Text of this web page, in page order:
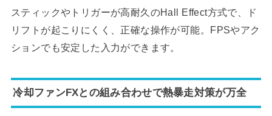
スティックやトリガーが高耐久のHall Effect方式で、ド
リフトが起こりにくく、正確な操作が可能。FPSやアク
ションでも安定した入力ができます。
冷却ファンFXとの組み合わせで熱暴走対策が万全